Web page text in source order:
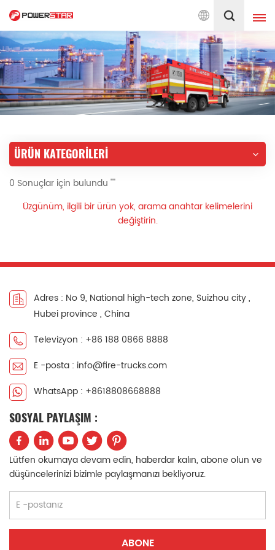
İtfaiye Araçlarına Hizmet Vermeye Bağlı Türkçe
English français
Deutsch русский
português
العربية
한국의 Türkçe
Tiếng Việt Indonesia
中文 қазақ
ÜRÜN KATEGORILERI
0 Sonuçlar için bulundu ""
Üzgünüm, ilgili bir ürün yok, arama anahtar kelimelerini
değiştirin.
Adres : No 9, National high-tech zone, Suizhou city ,
Hubei province , China
Televizyon : +86 188 0866 8888
E -posta : info@fire-trucks.com
WhatsApp : +8618808668888
SOSYAL PAYLAŞIM :
Lütfen okumaya devam edin, haberdar kalın, abone olun ve
düşüncelerinizi bizimle paylaşmanızı bekliyoruz.